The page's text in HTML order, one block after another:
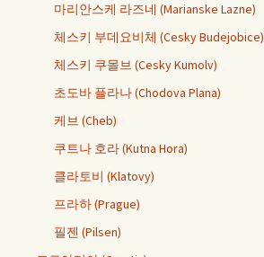
마리안스케 라즈네 (Marianske Lazne)
체스키 부데요비체 (Cesky Budejobice)
체스키 쿠몰브 (Cesky Kumolv)
초도바 플라나 (Chodova Plana)
케브 (Cheb)
쿠트나 호라 (Kutna Hora)
클라토비 (Klatovy)
프라하 (Prague)
필젠 (Pilsen)